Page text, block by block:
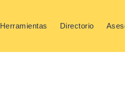
Herramientas Directorio